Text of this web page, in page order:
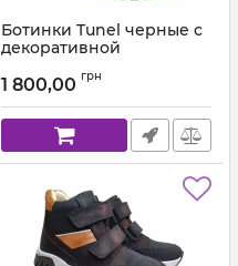
Ботинки Tunel черные с
декоративной
Артикул: 1752-120-146 (31-36)
1 800,00 грн